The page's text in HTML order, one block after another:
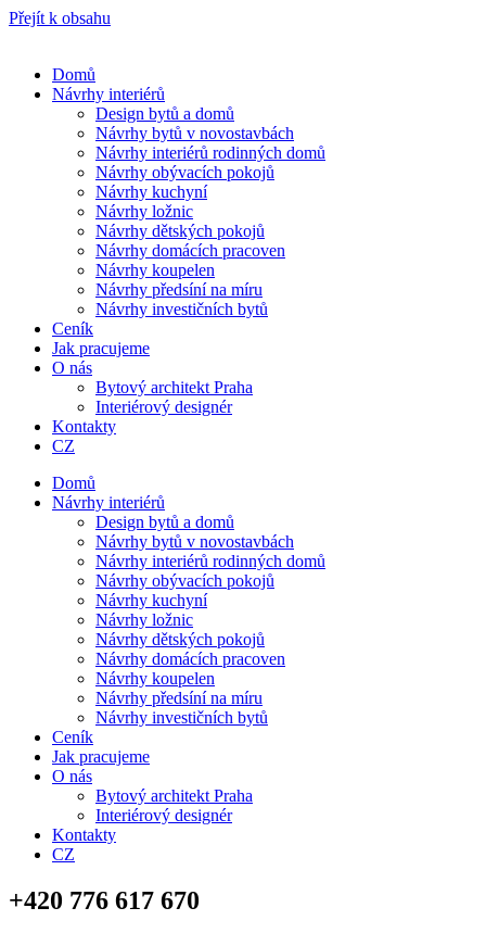
Přejít k obsahu
Domů
Návrhy interiérů
Design bytů a domů
Návrhy bytů v novostavbách
Návrhy interiérů rodinných domů
Návrhy obývacích pokojů
Návrhy kuchyní
Návrhy ložnic
Návrhy dětských pokojů
Návrhy domácích pracoven
Návrhy koupelen
Návrhy předsíní na míru
Návrhy investičních bytů
Ceník
Jak pracujeme
O nás
Bytový architekt Praha
Interiérový designér
Kontakty
CZ
Domů
Návrhy interiérů
Design bytů a domů
Návrhy bytů v novostavbách
Návrhy interiérů rodinných domů
Návrhy obývacích pokojů
Návrhy kuchyní
Návrhy ložnic
Návrhy dětských pokojů
Návrhy domácích pracoven
Návrhy koupelen
Návrhy předsíní na míru
Návrhy investičních bytů
Ceník
Jak pracujeme
O nás
Bytový architekt Praha
Interiérový designér
Kontakty
CZ
+420 776 617 670